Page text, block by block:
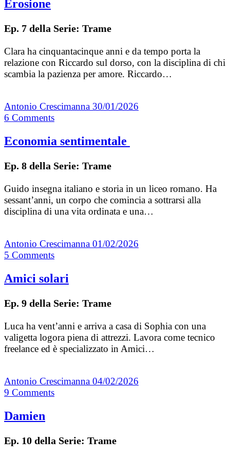
Erosione
Ep. 7 della Serie: Trame
Clara ha cinquantacinque anni e da tempo porta la
relazione con Riccardo sul dorso, con la disciplina di chi
scambia la pazienza per amore. Riccardo…
Antonio Crescimanna 30/01/2026
6 Comments
Economia sentimentale
Ep. 8 della Serie: Trame
Guido insegna italiano e storia in un liceo romano. Ha
sessant’anni, un corpo che comincia a sottrarsi alla
disciplina di una vita ordinata e una…
Antonio Crescimanna 01/02/2026
5 Comments
Amici solari
Ep. 9 della Serie: Trame
Luca ha vent’anni e arriva a casa di Sophia con una
valigetta logora piena di attrezzi. Lavora come tecnico
freelance ed è specializzato in Amici…
Antonio Crescimanna 04/02/2026
9 Comments
Damien
Ep. 10 della Serie: Trame